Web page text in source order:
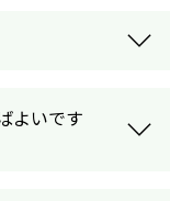
よいです